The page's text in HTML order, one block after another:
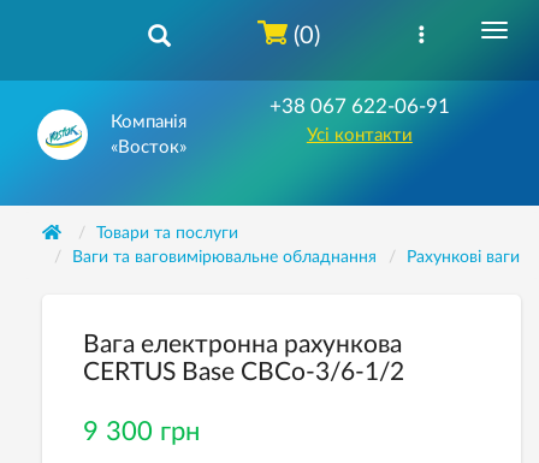
Компанія
«Восток»
+38 067 622-06-91
Усі контакти
(0)
Товари та послуги
Ваги та ваговимірювальне обладнання
Рахункові ваги
Вага електронна рахункова
CERTUS Base СВСо-3/6-1/2
9 300 грн